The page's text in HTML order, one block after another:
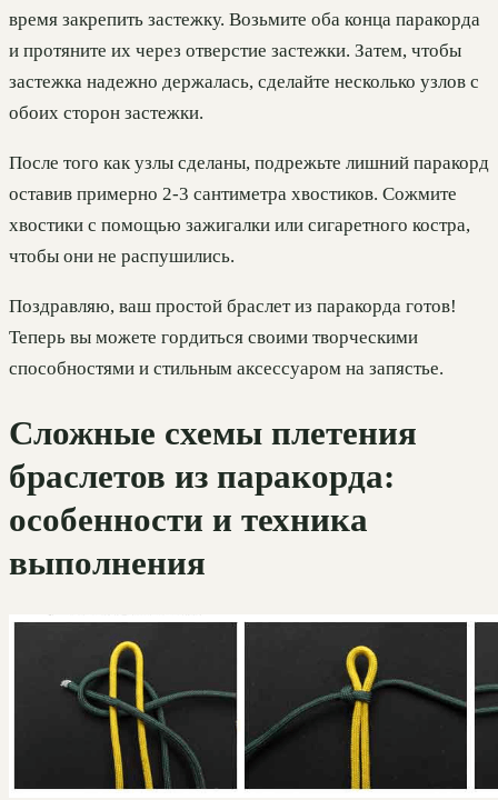
время закрепить застежку. Возьмите оба конца паракорда
и протяните их через отверстие застежки. Затем, чтобы
застежка надежно держалась, сделайте несколько узлов с
обоих сторон застежки.
После того как узлы сделаны, подрежьте лишний паракорд
оставив примерно 2-3 сантиметра хвостиков. Сожмите
хвостики с помощью зажигалки или сигаретного костра,
чтобы они не распушились.
Поздравляю, ваш простой браслет из паракорда готов!
Теперь вы можете гордиться своими творческими
способностями и стильным аксессуаром на запястье.
Сложные схемы плетения
браслетов из паракорда:
особенности и техника
выполнения